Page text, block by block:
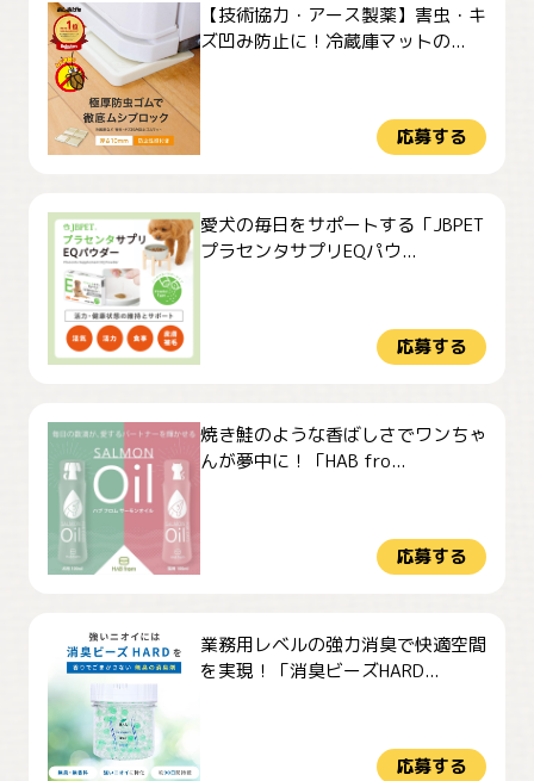
【技術協力・アース製薬】害虫・キ
ズ凹み防止に！冷蔵庫マットの...
応募する
愛犬の毎日をサポートする「JBPET
プラセンタサプリEQパウ...
応募する
焼き鮭のような香ばしさでワンちゃ
んが夢中に！「HAB fro...
応募する
業務用レベルの強力消臭で快適空間
を実現！「消臭ビーズHARD...
応募する